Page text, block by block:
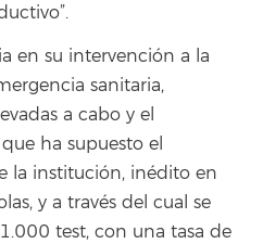
en su intervención a la
sanitaria,
a cabo y el
ha supuesto el
la institución, inédito en
y a través del cual se
test, con una tasa de